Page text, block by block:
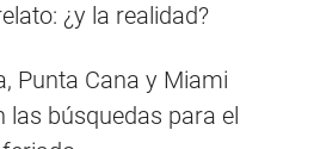
¿y la realidad?
Punta Cana y Miami
las búsquedas para el